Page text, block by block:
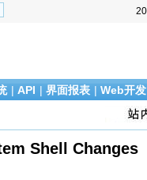
| API | 界面报表 | Web开发
Shell Changes